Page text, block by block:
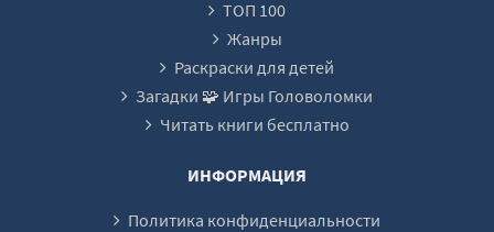
Письмо злосчастья
Одолжи мне жизнь, или Смертельная игра
Красный «Мерседес», или Гонки с призраком
ТОП 100
Жанры
Раскраски для детей
Загадки 🧩 Игры Головоломки
Читать книги бесплатно
ИНФОРМАЦИЯ
Политика конфиденциальности